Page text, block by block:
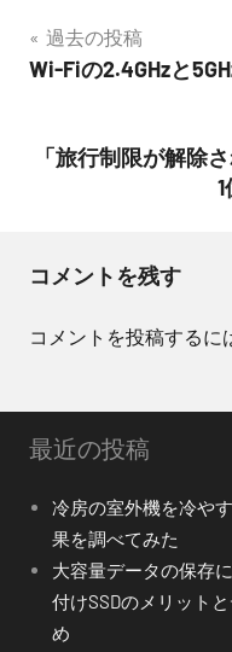
投
稿
ナ
ビ
ー
シ
ン
過去の投稿
Wi-Fiの2.4GHzと
「旅行制限が解除
コメントを残す
コメントを投稿するに
最近の投稿
冷房の室外機を冷や
果を調べてみた
大容量データの保存
付けSSDのメリット
め